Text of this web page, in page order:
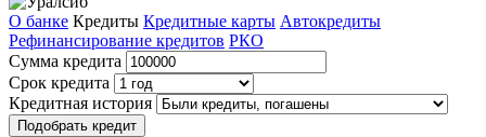
О банке Кредиты Кредитные карты Автокредиты
Рефинансирование кредитов РКО
Сумма кредита
Срок кредита
Кредитная история
Подобрать кредит